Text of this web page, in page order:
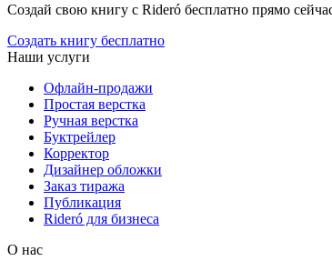
Создай свою книгу с Rideró бесплатно прямо
Создать книгу бесплатно
Наши услуги
Офлайн-продажи
Простая верстка
Ручная верстка
Буктрейлер
Корректор
Дизайнер обложки
Заказ тиража
Публикация
Rideró для бизнеса
О нас